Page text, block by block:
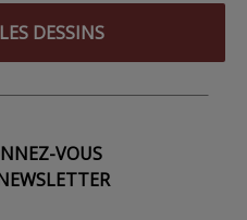
DESSINS
VOUS